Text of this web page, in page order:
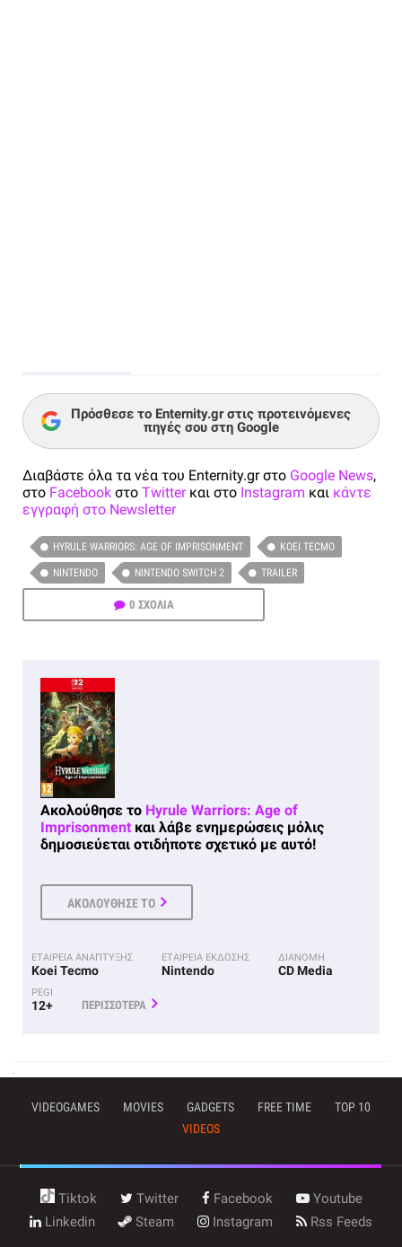
Πρόσθεσε το Enternity.gr στις προτεινόμενες
πηγές σου στη Google
Διαβάστε όλα τα νέα του Enternity.gr στο Google News,
στο Facebook στο Twitterκαι στο Instagram και κάντε
εγγραφή στο Newsletter
HYRULE WARRIORS: AGE OF IMPRISONMENT KOEI TECMO
NINTENDO NINTENDO SWITCH 2 TRAILER
0 ΣΧΟΛΙΑ
Ακολούθησε το Hyrule Warriors: Age of
Imprisonment και λάβε ενημερώσεις μόλις
δημοσιεύεται οτιδήποτε σχετικό με αυτό!
ΑΚΟΛΟΥΘΗΣΕ ΤΟ
ΕΤΑΙΡΕΙΑ ΑΝΑΠΤΥΞΗΣ
Koei Tecmo
ΕΤΑΙΡΕΙΑ ΕΚΔΟΣΗΣ
Nintendo
ΔΙΑΝΟΜΗ
CD Media
PEGI
12+ ΠΕΡΙΣΣΟΤΕΡΑ
VIDEOGAMES MOVIES GADGETS FREE TIME
TOP 10
VIDEOS
Tiktok Twitter Facebook
Youtube
Linkedin
Steam Instagram Rss Feeds